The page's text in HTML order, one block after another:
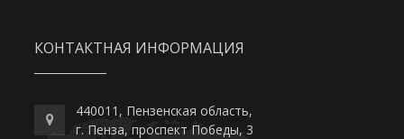
КОНТАКТНАЯ ИНФОРМАЦИЯ
440011, Пензенская область,
г. Пенза, проспект Победы, 3